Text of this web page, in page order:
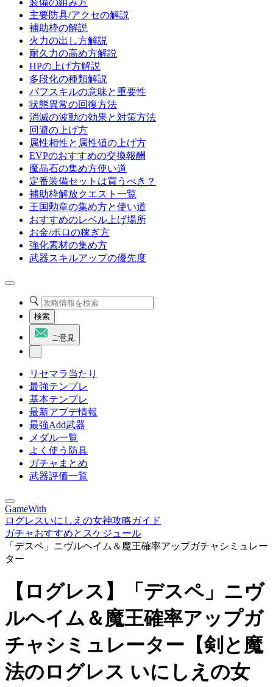
装備の組み方
主要防具/アクセの解説
補助枠の解説
火力の出し方解説
耐久力の高め方解説
HPの上げ方解説
多段化の種類解説
バフスキルの意味と重要性
状態異常の回復方法
消滅の波動の効果と対策方法
回避の上げ方
属性相性と属性値の上げ方
EVPのおすすめの交換報酬
魔晶石の集め方使い道
定番装備セットは買うべき？
補助枠解放クエスト一覧
王国勲章の集め方と使い道
おすすめのレベル上げ場所
お金/ポロの稼ぎ方
強化素材の集め方
武器スキルアップの優先度
検索
ご意見
リセマラ当たり
最強テンプレ
基本テンプレ
最新アプデ情報
最強Add武器
メダル一覧
よく使う防具
ガチャまとめ
武器評価一覧
GameWith
ログレスいにしえの女神攻略ガイド
ガチャおすすめとスケジュール
「デスペ」ニヴルヘイム＆魔王確率アップガチャシミュレー
ター
【ログレス】「デスペ」ニヴ
ルヘイム＆魔王確率アップガ
チャシミュレーター【剣と魔
法のログレス いにしえの女